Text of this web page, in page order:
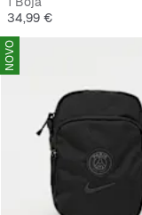
Cijena
34,99 €
NOVO